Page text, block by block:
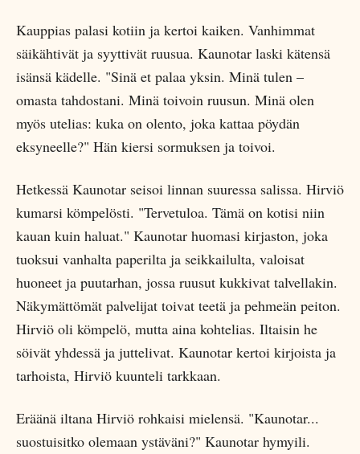
Kauppias palasi kotiin ja kertoi kaiken. Vanhimmat
säikähtivät ja syyttivät ruusua. Kaunotar laski kätensä
isänsä kädelle. "Sinä et palaa yksin. Minä tulen –
omasta tahdostani. Minä toivoin ruusun. Minä olen
myös utelias: kuka on olento, joka kattaa pöydän
eksyneelle?" Hän kiersi sormuksen ja toivoi.
Hetkessä Kaunotar seisoi linnan suuressa salissa. Hirviö
kumarsi kömpelösti. "Tervetuloa. Tämä on kotisi niin
kauan kuin haluat." Kaunotar huomasi kirjaston, joka
tuoksui vanhalta paperilta ja seikkailulta, valoisat
huoneet ja puutarhan, jossa ruusut kukkivat talvellakin.
Näkymättömät palvelijat toivat teetä ja pehmeän peiton.
Hirviö oli kömpelö, mutta aina kohtelias. Iltaisin he
söivät yhdessä ja juttelivat. Kaunotar kertoi kirjoista ja
tarhoista, Hirviö kuunteli tarkkaan.
Eräänä iltana Hirviö rohkaisi mielensä. "Kaunotar...
suostuisitko olemaan ystäväni?" Kaunotar hymyili.